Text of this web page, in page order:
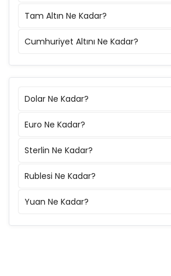
Tam Altın Ne Kadar?
Cumhuriyet Altını Ne Kadar?
Dolar Ne Kadar?
Euro Ne Kadar?
Sterlin Ne Kadar?
Rublesi Ne Kadar?
Yuan Ne Kadar?